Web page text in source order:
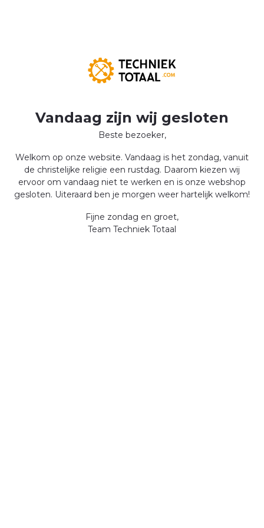
Vandaag zijn wij gesloten
Beste bezoeker,
Welkom op onze website. Vandaag is het zondag, vanuit
de christelijke religie een rustdag. Daarom kiezen wij
ervoor om vandaag niet te werken en is onze webshop
gesloten. Uiteraard ben je morgen weer hartelijk welkom!
Fijne zondag en groet,
Team Techniek Totaal